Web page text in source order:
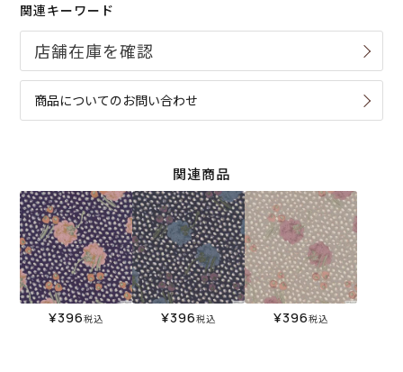
関連キーワード
商品についてのお問い合わせ
関連商品
¥396税込 ¥396税込 ¥396税込